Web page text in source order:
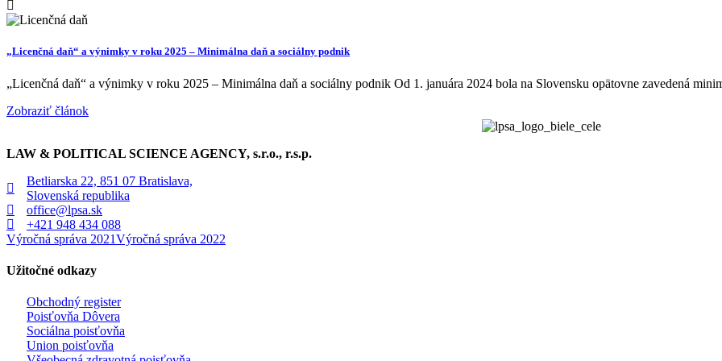
„Licenčná daň“ a výnimky v roku 2025 – Minimálna daň a sociálny podnik
„Licenčná daň“ a výnimky v roku 2025 – Minimálna daň a sociálny podnik Od 1. januára 2024 bola na Slovensku opätovne zavedená
Zobraziť článok
LAW & POLITICAL SCIENCE AGENCY, s.r.o., r.s.p.
Betliarska 22, 851 07 Bratislava,
Slovenská republika
office@lpsa.sk
+421 948 434 088
Výročná správa 2021Výročná správa 2022
Užitočné odkazy
Obchodný register
Poisťovňa Dôvera
Sociálna poisťovňa
Union poisťovňa